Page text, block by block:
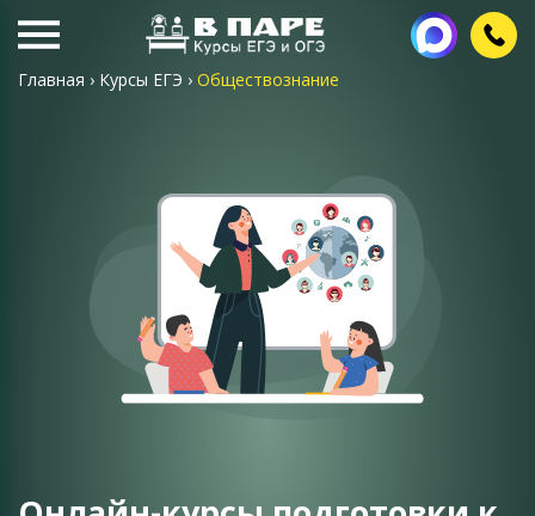
Главная › Курсы ЕГЭ › Обществознание